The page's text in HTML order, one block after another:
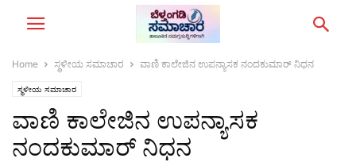
Home ಸ್ಥಳೀಯ ಸಮಾಚಾರ ವಾಣಿ ಕಾಲೇಜಿನ ಉಪನ್ಯಾಸಕ ನಂದಕುಮಾರ್ ನಿಧನ
ಸ್ಥಳೀಯ ಸಮಾಚಾರ
ವಾಣಿ ಕಾಲೇಜಿನ ಉಪನ್ಯಾಸಕ
ನಂದಕುಮಾರ್ ನಿಧನ